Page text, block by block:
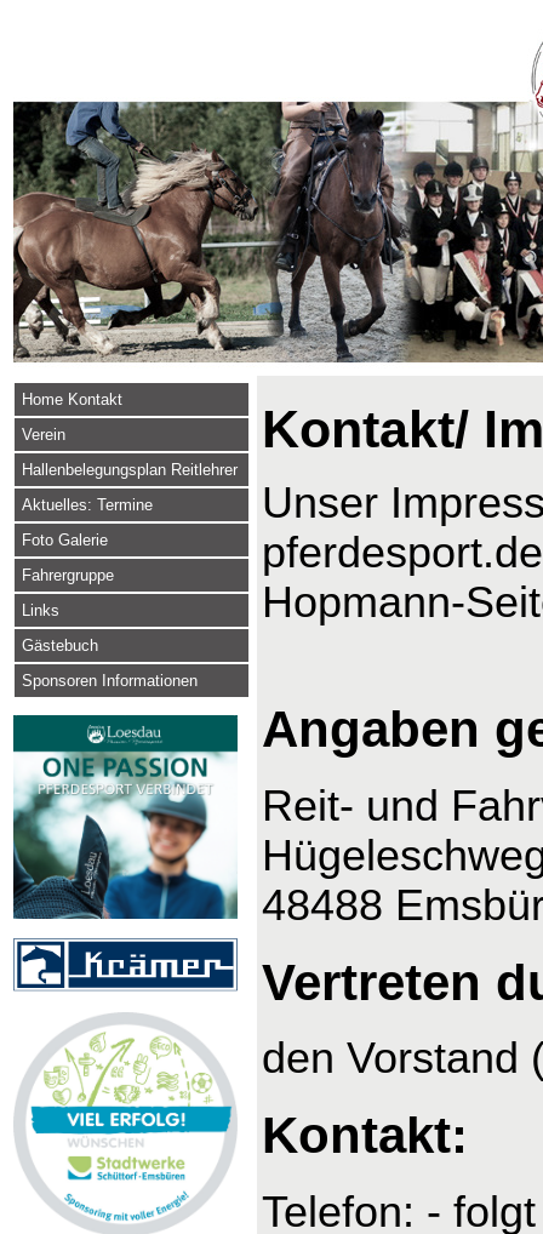
Home Kontakt
Verein
Hallenbelegungsplan Reitlehrer
Aktuelles: Termine
Foto Galerie
Fahrergruppe
Links
Gästebuch
Sponsoren Informationen
Kontakt/
Unser
Hopmann-
Angaben
Reit- und
48488
Vertreten
den Vorstand
Kontakt:
Telefon: -